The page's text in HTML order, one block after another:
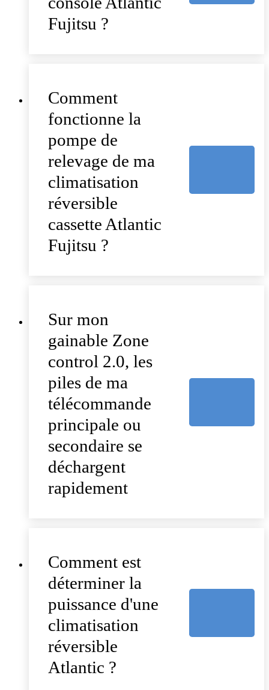
Fujitsu ?
Comment
fonctionne la
pompe de
relevage de ma
climatisation
réversible
cassette Atlantic
Fujitsu ?
Sur mon
gainable Zone
control 2.0, les
piles de ma
télécommande
principale ou
secondaire se
déchargent
rapidement
Comment est
déterminer la
puissance d'une
climatisation
réversible
Atlantic ?